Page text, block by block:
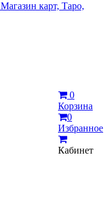
Магазин карт, Таро,
0
Корзина
0
Избранное
Кабинет